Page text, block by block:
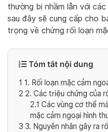
thường bị nhầm lẫn với
sau đây sẽ cung cấp cho
trọng về chứng rối loạn
Tóm tắt nội dung
1 1. Rối loạn mặc cảm
2 2. Các triệu chứng của
2.1 Các vùng cơ thể
mặc cảm ngoại hình
3 3. Nguyên nhân gây ra